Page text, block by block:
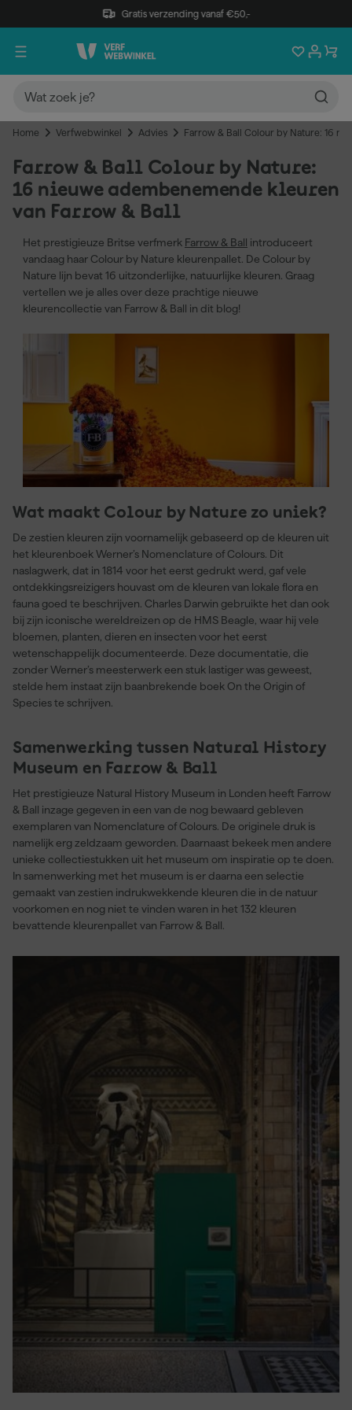
Gratis verzending vanaf €50,-
Home Verfwebwinkel Advies Farrow & Ball Colour by Nature: 16
Farrow & Ball Colour by Nature:
16 nieuwe adembenemende kleuren
van Farrow & Ball
Het prestigieuze Britse verfmerk Farrow & Ball introduceert
vandaag haar Colour by Nature kleurenpallet. De Colour by
Nature lijn bevat 16 uitzonderlijke, natuurlijke kleuren. Graag
vertellen we je alles over deze prachtige nieuwe
kleurencollectie van Farrow & Ball in dit blog!
Wat maakt Colour by Nature zo uniek?
De zestien kleuren zijn voornamelijk gebaseerd op de kleuren uit
het kleurenboek Werner’s Nomenclature of Colours. Dit
naslagwerk, dat in 1814 voor het eerst gedrukt werd, gaf vele
ontdekkingsreizigers houvast om de kleuren van lokale flora en
fauna goed te beschrijven. Charles Darwin gebruikte het dan ook
bij zijn iconische wereldreizen op de HMS Beagle, waar hij vele
bloemen, planten, dieren en insecten voor het eerst
wetenschappelijk documenteerde. Deze documentatie, die
zonder Werner’s meesterwerk een stuk lastiger was geweest,
stelde hem instaat zijn baanbrekende boek On the Origin of
Species te schrijven.
Samenwerking tussen Natural History
Museum en Farrow & Ball
Het prestigieuze Natural History Museum in Londen heeft Farrow
& Ball inzage gegeven in een van de nog bewaard gebleven
exemplaren van Nomenclature of Colours. De originele druk is
namelijk erg zeldzaam geworden. Daarnaast bekeek men andere
unieke collectiestukken uit het museum om inspiratie op te doen.
In samenwerking met het museum is er daarna een selectie
gemaakt van zestien indrukwekkende kleuren die in de natuur
voorkomen en nog niet te vinden waren in het 132 kleuren
bevattende kleurenpallet van Farrow & Ball.